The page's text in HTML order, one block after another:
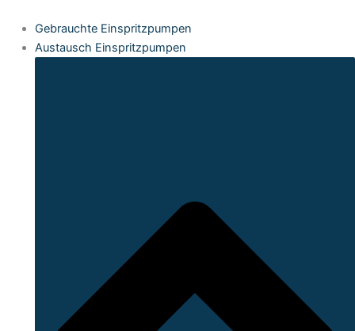
Gebrauchte Einspritzpumpen
Austausch Einspritzpumpen